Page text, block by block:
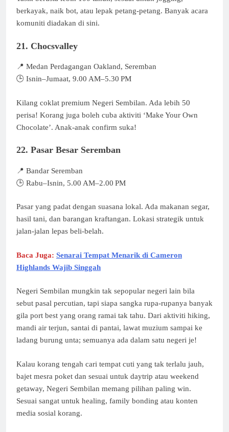
berkayak, naik bot, atau lepak petang-petang. Banyak acara
komuniti diadakan di sini.
21. Chocsvalley
📍 Medan Perdagangan Oakland, Seremban
🕒 Isnin–Jumaat, 9.00 AM–5.30 PM
Kilang coklat premium Negeri Sembilan. Ada lebih 50
perisa! Korang juga boleh cuba aktiviti ‘Make Your Own
Chocolate’. Anak-anak confirm suka!
22. Pasar Besar Seremban
📍 Bandar Seremban
🕒 Rabu–Isnin, 5.00 AM–2.00 PM
Pasar yang padat dengan suasana lokal. Ada makanan segar,
hasil tani, dan barangan kraftangan. Lokasi strategik untuk
jalan-jalan lepas beli-belah.
Baca Juga: Senarai Tempat Menarik di Cameron
Highlands Wajib Singgah
Negeri Sembilan mungkin tak sepopular negeri lain bila
sebut pasal percutian, tapi siapa sangka rupa-rupanya banyak
gila port best yang orang ramai tak tahu. Dari aktiviti hiking,
mandi air terjun, santai di pantai, lawat muzium sampai ke
ladang burung unta; semuanya ada dalam satu negeri je!
Kalau korang tengah cari tempat cuti yang tak terlalu jauh,
bajet mesra poket dan sesuai untuk daytrip atau weekend
getaway, Negeri Sembilan memang pilihan paling win.
Sesuai sangat untuk healing, family bonding atau konten
media sosial korang.